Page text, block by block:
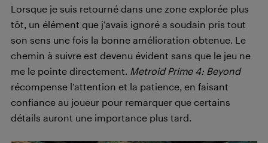
Lorsque je suis retourné dans une zone explorée plus
tôt, un élément que j’avais ignoré a soudain pris tout
son sens une fois la bonne amélioration obtenue. Le
chemin à suivre est devenu évident sans que le jeu ne
me le pointe directement. Metroid Prime 4: Beyond
récompense l’attention et la patience, en faisant
confiance au joueur pour remarquer que certains
détails auront une importance plus tard.